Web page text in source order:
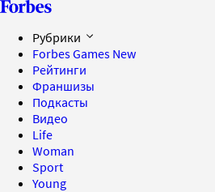
Рубрики
Forbes Games New
Рейтинги
Франшизы
Подкасты
Видео
Life
Woman
Sport
Young